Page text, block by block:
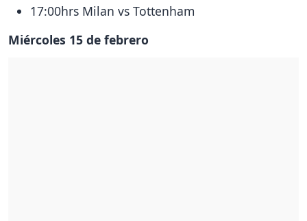
17:00hrs Milan vs Tottenham
Miércoles 15 de febrero